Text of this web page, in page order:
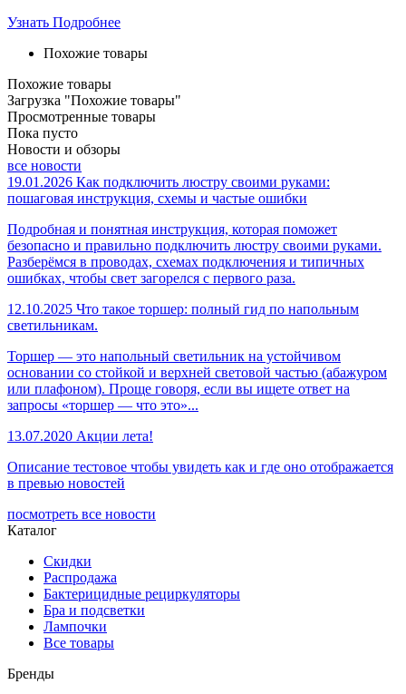
Узнать Подробнее
Похожие товары
Похожие товары
Загрузка "Похожие товары"
Просмотренные товары
Пока пусто
Новости и обзоры
все новости
19.01.2026 Как подключить люстру своими руками:
пошаговая инструкция, схемы и частые ошибки
Подробная и понятная инструкция, которая поможет
безопасно и правильно подключить люстру своими руками.
Разберёмся в проводах, схемах подключения и типичных
ошибках, чтобы свет загорелся с первого раза.
12.10.2025 Что такое торшер: полный гид по напольным
светильникам.
Торшер — это напольный светильник на устойчивом
основании со стойкой и верхней световой частью (абажуром
или плафоном). Проще говоря, если вы ищете ответ на
запросы «торшер — что это»...
13.07.2020 Акции лета!
Описание тестовое чтобы увидеть как и где оно отображается
в превью новостей
посмотреть все новости
Каталог
Скидки
Распродажа
Бактерицидные рециркуляторы
Бра и подсветки
Лампочки
Все товары
Бренды